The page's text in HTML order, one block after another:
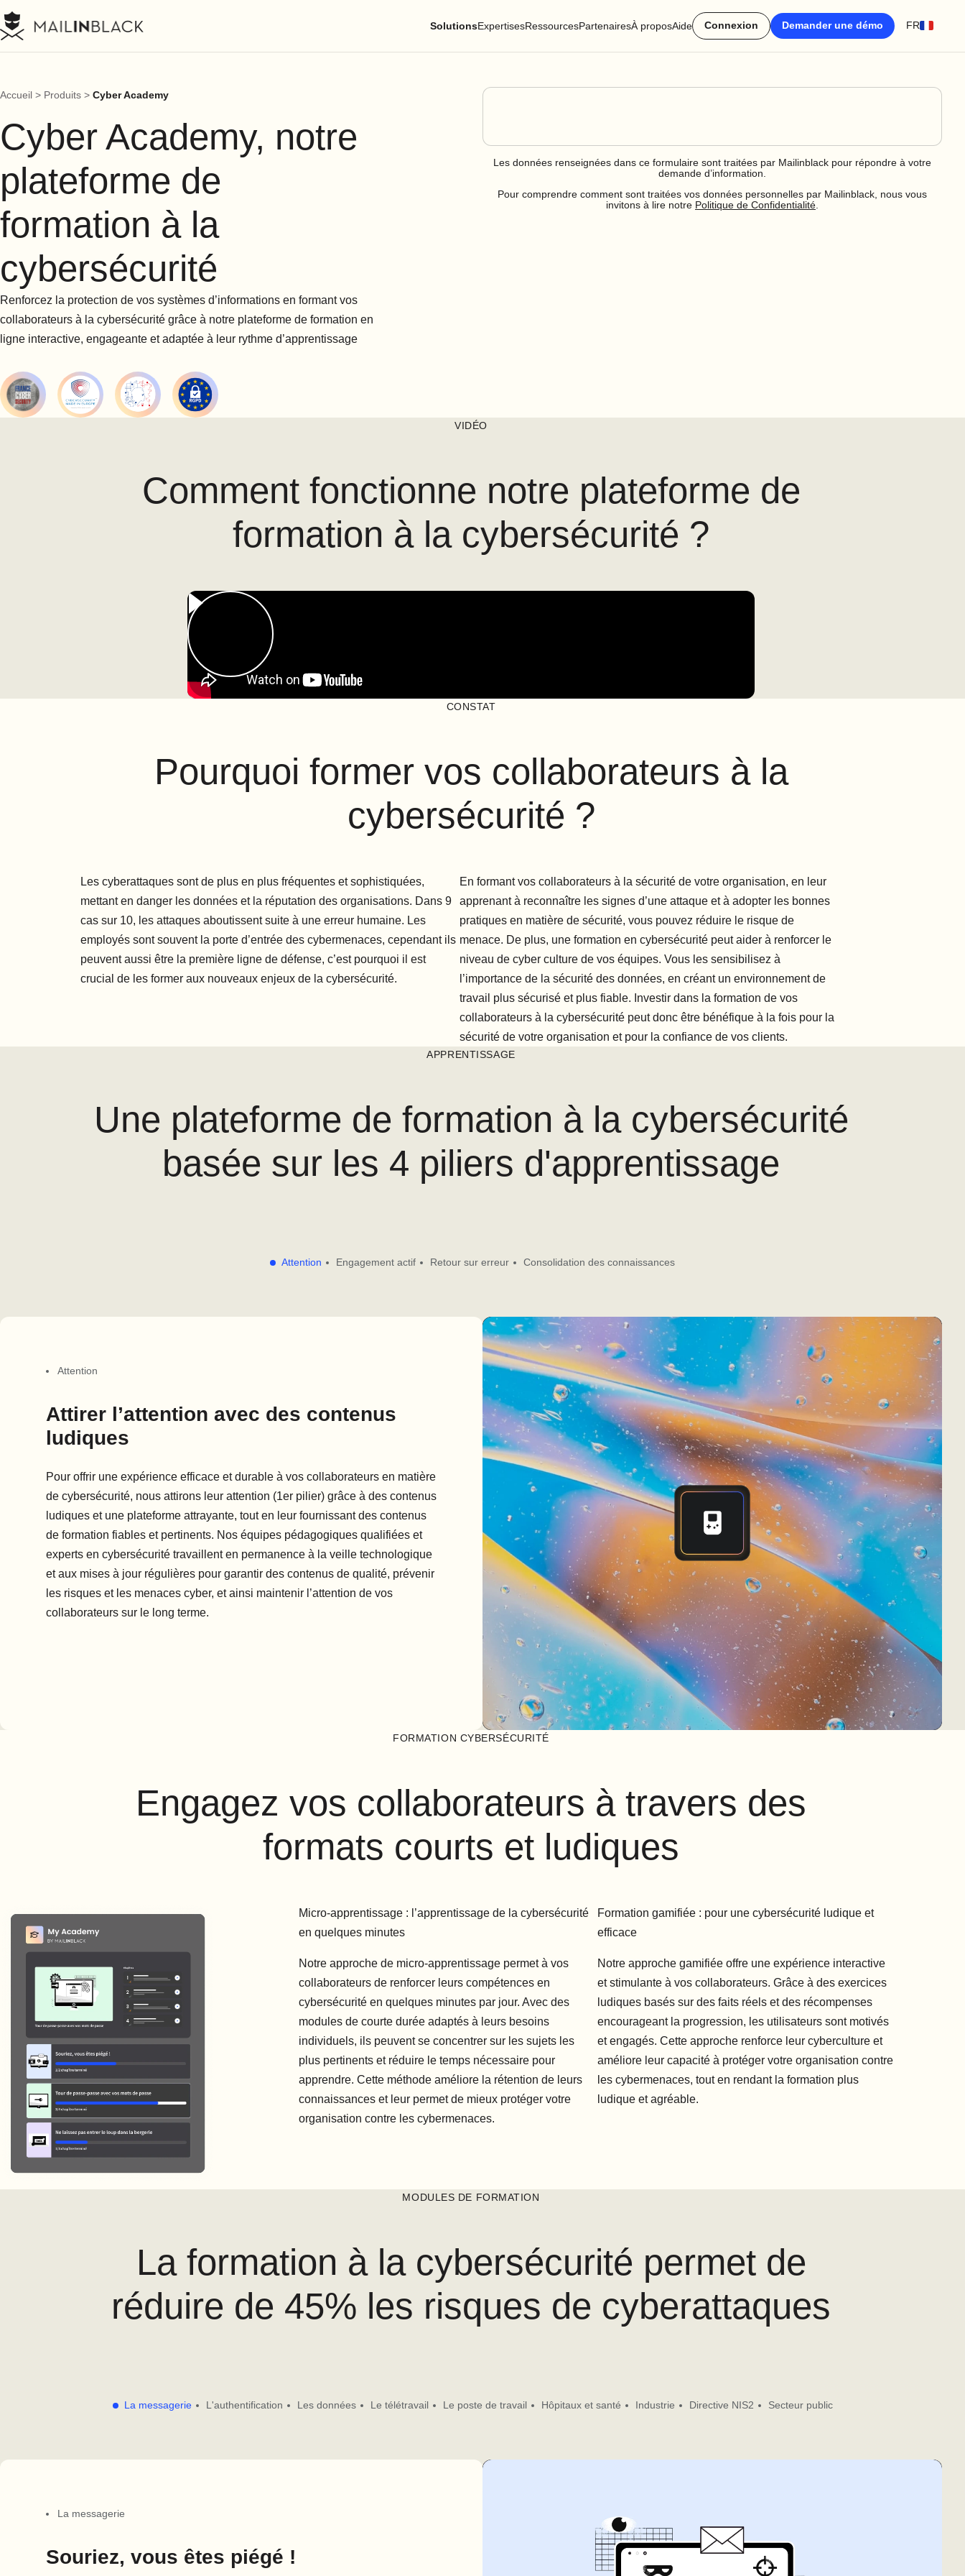
SolutionsExpertisesRessourcesPartenairesÀ proposAide Connexion Demander une démo FR
Accueil > Produits > Cyber Academy
Cyber Academy, notre
plateforme de
formation à la
cybersécurité
Renforcez la protection de vos systèmes d’informations en formant vos
collaborateurs à la cybersécurité grâce à notre plateforme de formation en
ligne interactive, engageante et adaptée à leur rythme d’apprentissage
Les données renseignées dans ce formulaire sont traitées par Mailinblack pour répondre à votre
demande d’information.
Pour comprendre comment sont traitées vos données personnelles par Mailinblack, nous vous
invitons à lire notre Politique de Confidentialité
VIDÉO
Comment fonctionne notre plateforme de
formation à la cybersécurité ?
CONSTAT
Pourquoi former vos collaborateurs à la
cybersécurité ?
Les cyberattaques sont de plus en plus fréquentes et sophistiquées,
mettant en danger les données et la réputation des organisations. Dans 9
cas sur 10, les attaques aboutissent suite à une erreur humaine. Les
employés sont souvent la porte d’entrée des cybermenaces, cependant ils
peuvent aussi être la première ligne de défense, c’est pourquoi il est
crucial de les former aux nouveaux enjeux de la cybersécurité.
En formant vos collaborateurs à la sécurité de votre organisation, en leur
apprenant à reconnaître les signes d’une attaque et à adopter les bonnes
pratiques en matière de sécurité, vous pouvez réduire le risque de
menace. De plus, une formation en cybersécurité peut aider à renforcer le
niveau de cyber culture de vos équipes. Vous les sensibilisez à
l’importance de la sécurité des données, en créant un environnement de
travail plus sécurisé et plus fiable. Investir dans la formation de vos
collaborateurs à la cybersécurité peut donc être bénéfique à la fois pour la
sécurité de votre organisation et pour la confiance de vos clients.
APPRENTISSAGE
Une plateforme de formation à la cybersécurité
basée sur les 4 piliers d'apprentissage
Attention Engagement actif Retour sur erreur Consolidation des connaissances
Attention
Attirer l’attention avec des contenus
ludiques
Pour offrir une expérience efficace et durable à vos collaborateurs en matière
de cybersécurité, nous attirons leur attention (1er pilier) grâce à des contenus
ludiques et une plateforme attrayante, tout en leur fournissant des contenus
de formation fiables et pertinents. Nos équipes pédagogiques qualifiées et
experts en cybersécurité travaillent en permanence à la veille technologique
et aux mises à jour régulières pour garantir des contenus de qualité, prévenir
les risques et les menaces cyber, et ainsi maintenir l’attention de vos
collaborateurs sur le long terme.
FORMATION CYBERSÉCURITÉ
Engagez vos collaborateurs à travers des
formats courts et ludiques
Micro-apprentissage : l’apprentissage de la cybersécurité
en quelques minutes
Notre approche de micro-apprentissage permet à vos
collaborateurs de renforcer leurs compétences en
cybersécurité en quelques minutes par jour. Avec des
modules de courte durée adaptés à leurs besoins
individuels, ils peuvent se concentrer sur les sujets les
plus pertinents et réduire le temps nécessaire pour
apprendre. Cette méthode améliore la rétention de leurs
connaissances et leur permet de mieux protéger votre
organisation contre les cybermenaces.
Formation gamifiée : pour une cybersécurité ludique et
efficace
Notre approche gamifiée offre une expérience interactive
et stimulante à vos collaborateurs. Grâce à des exercices
ludiques basés sur des faits réels et des récompenses
encourageant la progression, les utilisateurs sont motivés
et engagés. Cette approche renforce leur cyberculture et
améliore leur capacité à protéger votre organisation contre
les cybermenaces, tout en rendant la formation plus
ludique et agréable.
MODULES DE FORMATION
La formation à la cybersécurité permet de
réduire de 45% les risques de cyberattaques
La messagerie L'authentification Les données Le télétravail Le poste de travail Hôpitaux et santé Industrie Directive NIS2 Secteur public
La messagerie
Souriez, vous êtes piégé !